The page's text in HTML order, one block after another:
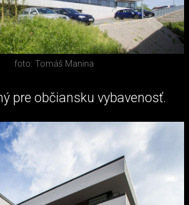
foto: Tomáš Manina
pre občiansku vybavenosť.